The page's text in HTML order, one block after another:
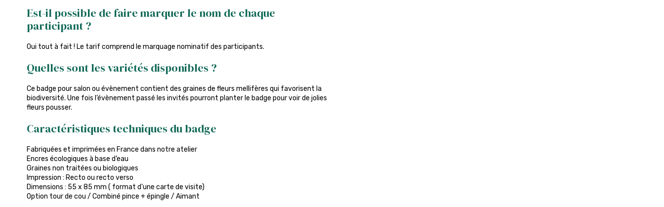
Est-il possible de faire marquer le nom de chaque
participant ?
Oui tout à fait ! Le tarif comprend le marquage nominatif des participants.
Quelles sont les variétés disponibles ?
Ce badge pour salon ou évènement contient des graines de fleurs mellifères qui favorisent la
biodiversité. Une fois l’évènement passé les invités pourront planter le badge pour voir de jolies
fleurs pousser.
Caractéristiques techniques du badge
Fabriquées et imprimées en France dans notre atelier
Encres écologiques à base d’eau
Graines non traitées ou biologiques
Impression : Recto ou recto verso
Dimensions : 55 x 85 mm ( format d’une carte de visite)
Option tour de cou / Combiné pince + épingle / Aimant